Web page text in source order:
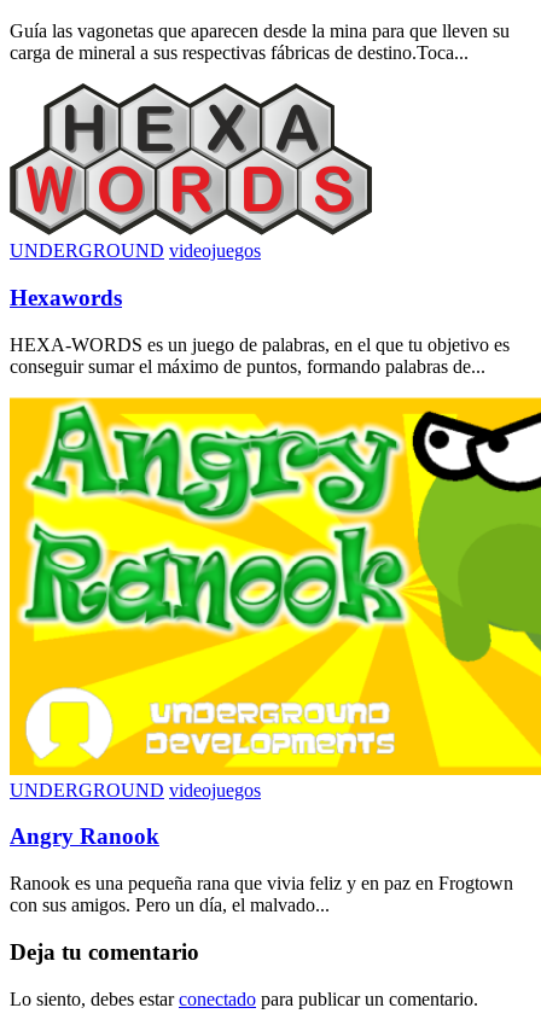
Guía las vagonetas que aparecen desde la mina para que lleven su
carga de mineral a sus respectivas fábricas de destino.Toca...
UNDERGROUND videojuegos
Hexawords
HEXA-WORDS es un juego de palabras, en el que tu objetivo es
conseguir sumar el máximo de puntos, formando palabras de...
UNDERGROUND videojuegos
Angry Ranook
Ranook es una pequeña rana que vivia feliz y en paz en Frogtown
con sus amigos. Pero un día, el malvado...
Deja tu comentario
Lo siento, debes estarconectado para publicar un comentario.